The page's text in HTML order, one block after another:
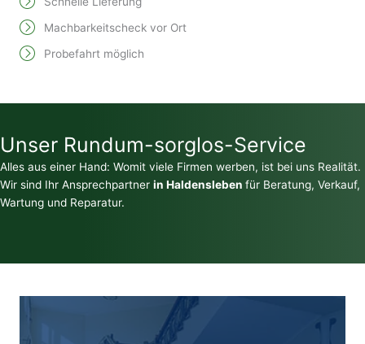
Machbarkeitscheck vor Ort
Probefahrt möglich
Unser Rundum-sorglos-Service
Alles aus einer Hand: Womit viele Firmen werben, ist bei uns Realität.
Wir sind Ihr Ansprechpartner in Haldensleben für Beratung, Verkauf,
Wartung und Reparatur.